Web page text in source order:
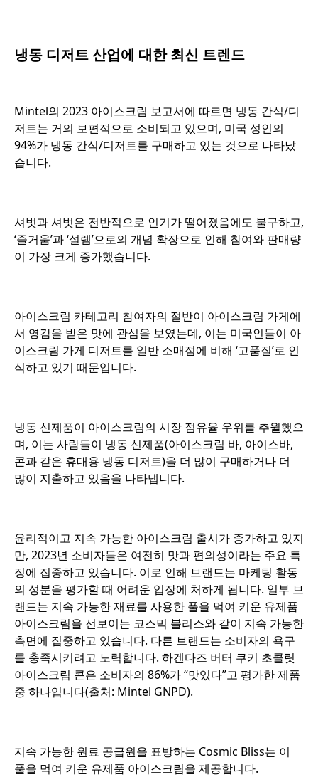
냉동 디저트 산업에 대한 최신 트렌드
Mintel의 2023 아이스크림 보고서에 따르면 냉동 간식/디
저트는 거의 보편적으로 소비되고 있으며, 미국 성인의
94%가 냉동 간식/디저트를 구매하고 있는 것으로 나타났
습니다.
셔벗과 셔벗은 전반적으로 인기가 떨어졌음에도 불구하고,
‘즐거움’과 ‘설렘’으로의 개념 확장으로 인해 참여와 판매량
이 가장 크게 증가했습니다.
아이스크림 카테고리 참여자의 절반이 아이스크림 가게에
서 영감을 받은 맛에 관심을 보였는데, 이는 미국인들이 아
이스크림 가게 디저트를 일반 소매점에 비해 ‘고품질’로 인
식하고 있기 때문입니다.
냉동 신제품이 아이스크림의 시장 점유율 우위를 추월했으
며, 이는 사람들이 냉동 신제품(아이스크림 바, 아이스바,
콘과 같은 휴대용 냉동 디저트)을 더 많이 구매하거나 더
많이 지출하고 있음을 나타냅니다.
윤리적이고 지속 가능한 아이스크림 출시가 증가하고 있지
만, 2023년 소비자들은 여전히 맛과 편의성이라는 주요 특
징에 집중하고 있습니다. 이로 인해 브랜드는 마케팅 활동
의 성분을 평가할 때 어려운 입장에 처하게 됩니다. 일부 브
랜드는 지속 가능한 재료를 사용한 풀을 먹여 키운 유제품
아이스크림을 선보이는 코스믹 블리스와 같이 지속 가능한
측면에 집중하고 있습니다. 다른 브랜드는 소비자의 욕구
를 충족시키려고 노력합니다. 하겐다즈 버터 쿠키 초콜릿
아이스크림 콘은 소비자의 86%가 “맛있다”고 평가한 제품
중 하나입니다(출처: Mintel GNPD).
지속 가능한 원료 공급원을 표방하는 Cosmic Bliss는 이
풀을 먹여 키운 유제품 아이스크림을 제공합니다.